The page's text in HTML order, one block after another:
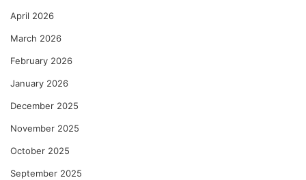
April 2026
March 2026
February 2026
January 2026
December 2025
November 2025
October 2025
September 2025